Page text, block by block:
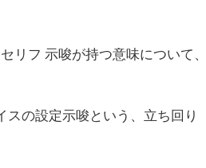
リフ 示唆が持つ意味について
の設定示唆という、立ち回り